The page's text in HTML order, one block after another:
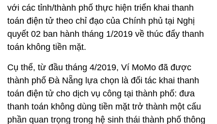
với các tỉnh/thành phố thực hiện triển khai thanh
toán điện tử theo chỉ đạo của Chính phủ tại Nghị
quyết 02 ban hành tháng 1/2019 về thúc đẩy thanh
toán không tiền mặt.
Cụ thể, từ đầu tháng 4/2019, Ví MoMo đã được
thành phố Đà Nẵng lựa chọn là đối tác khai thanh
toán điện tử cho dịch vụ công tại thành phố: đưa
thanh toán không dùng tiền mặt trở thành một cấu
phần quan trọng trong hệ sinh thái thành phố thông